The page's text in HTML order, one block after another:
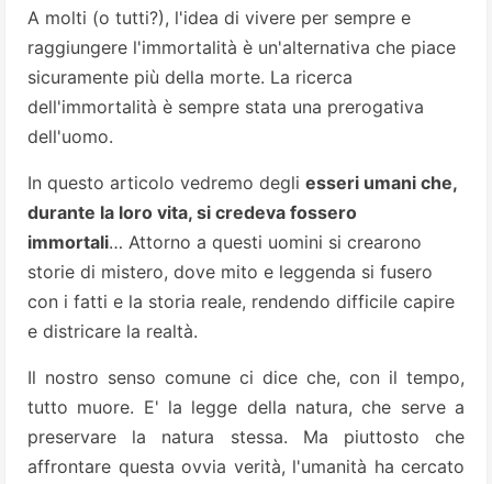
A molti (o tutti?), l'idea di vivere per sempre e
raggiungere l'immortalità è un'alternativa che piace
sicuramente più della morte. La ricerca
dell'immortalità è sempre stata una prerogativa
dell'uomo.
In questo articolo vedremo degli esseri umani che,
durante la loro vita, si credeva fossero
immortali… Attorno a questi uomini si crearono
storie di mistero, dove mito e leggenda si fusero
con i fatti e la storia reale, rendendo difficile capire
e districare la realtà.
Il nostro senso comune ci dice che, con il tempo,
tutto muore. E' la legge della natura, che serve a
preservare la natura stessa. Ma piuttosto che
affrontare questa ovvia verità, l'umanità ha cercato